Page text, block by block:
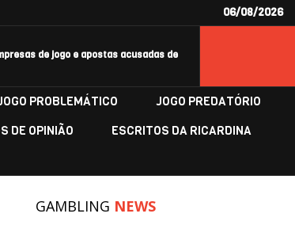
06/08/2026
de jogo e apostas acusadas de
PROBLEMÁTICO
JOGO PREDATÓRIO
DE OPINIÃO
ESCRITOS DA RICARDINA
GAMBLING NEWS